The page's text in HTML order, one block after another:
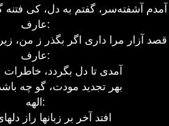
آمدم آشفته‌سر، گفتم به دل، کی فتنه
عارف:
قصد آزار مرا داری اگر بگذر ز من،
عارف:
آمدی تا دل بگردد،
بهر تجدید مودت، گو چه
الهه:
افتد آخر بر زبانها راز